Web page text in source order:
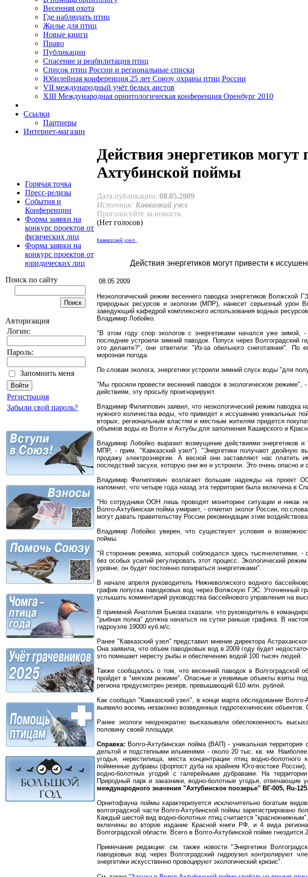
Весенняя охота
Где наблюдать птиц
Жилье для птиц
Новые книги
Право
Публикации
Спасение и реабилитация птиц
Список птиц России и региональные списки
Юбилейная конференция 25 лет Союзу охраны птиц России
VII международный учёт белых аистов
XIII Международная орнитологическая конференция Оренбург 2010
Ссылки
Партнеры
Интернет-магазин
Горячая точка
Пресс-релизы
События и
Конференции
Форма заявки на
конкурс проектов от
физических лиц
Форма заявки на
конкурс проектов от
юридических лиц
Поиск по сайту
Авторизация
Логин:
Пароль:
Запомнить меня
Регистрация
Забыли свой пароль?
Действия энергетиков
Ахтубинской поймы
Дата публикации: 08.05.2009
Источник: Кавказкий узел
Проголосуйте за новость
(Нет голосов)
Кавказский узел
Действия энергетиков могут привести к
08.05 2009
Неэкологический режим весеннего паводка энергетиков
природных ресурсов и экологии (МПР), нанесет серьезный урон
заведующий кафедрой комплексного использования водных
Владимир Лобойко.
"В этом году спор экологов с энергетиками начался уже зимой,
последние устроили зимний паводок. Попуск через
это делаете?", они ответили: "Из-за обильного снеготаяния". По
морозная погода.
По словам эколога, энергетики устроили зимний спуск воды "для
"Мы просили провести весенний паводок в экологическом режиме",
действиям, эту просьбу проигнорируют.
Владимир Филиппович заявил, что неэкологический режим паводка
нужного количества воды, что приведет к иссушению уникальных
вторых, региональным властям и местным жителям придется
объемов воды из Волги и Ахтубы для заполнения Каширского и
Владимир Лобойко выразил возмущение действиями
МПР, - прим. "Кавказский узел"). "Энергетики получают двойную
продажу электроэнергии. А весной они заставляют нас
последствий засухи, которую они же и устроили. Это очень опасно и
Владимир Филиппович возлагает большие надежды на проект
напомнил, что четыре года назад эта территория была включена в
"Но сотрудники ООН лишь проводят мониторинг ситуации и никак
Волго-Ахтубинская пойма умирает, - отметил эколог России, по
могут давать правительству России рекомендации этим
Владимир Лобойко уверен, что существуют условия и
поймы.
"Я сторонник режима, который соблюдался здесь тысячелетиями, -
без особых усилий регулировать этот процесс. Экологический
уровне, он будет постоянно попираться энергетиками".
В начале апреля руководитель Нижневолжского водного
график попуска паводковых вод через Волжскую ГЭС. Уточненный
услышать комментарий руководства бассейнового управления на
В приемной Анатолия Быкова сказали, что руководитель в
"рыбная полка" должна начаться на сутки раньше графика. В
гидроузле 19000 куб.м/с.
Ранее "Кавказский узел" представил мнение директора
Она заявила, что объем паводковых вод в 2009 году будет
это помешает нересту рыбы и обеспечению водой 100 тысяч людей.
Также сообщалось о том, что весенний паводок в Волгоградской
пройдет в "мягком режиме". Опасные и уязвимые объекты взяты
региона предусмотрен резерв, превышающий 610 млн. рублей.
Как сообщал "Кавказский узел", в конце марта обследование
выявило восемь незаконно возведенных гидротехнических
Ранее экологи неоднократно высказывали обеспокоенность
половину своей площади.
Справка: Волго-Ахтубинская пойма (ВАП) - уникальная
дельтой и подстепными ильменями - около 20 тыс. кв. км.
угодья, нерестилища, места концентрации птиц водно-
пойменные дубравы (форпост дуба на крайнем Юго-востоке России),
водно-болотных угодий с галерейными дубравами. На
Природный парк и заказники, водно-болотные угодья, отвечающие
международного значения "Ахтубинское поозерье" ВГ-005, Ru-125.
Орнитофауна поймы характеризуется исключительно богатым
волгоградской части Волго-Ахтубинской поймы зарегистрировано
Каждый шестой вид водно-болотных птиц считается
включены во второе издание Красной книги РФ, и 4 вида
Волгоградской области. Всего в Волго-Ахтубинской пойме
Примечание редакции: см. также новости "Энергетики
паводковых вод через Волгоградский гидроузел контролируют
энергетики искусственно провоцируют экологический кризис".